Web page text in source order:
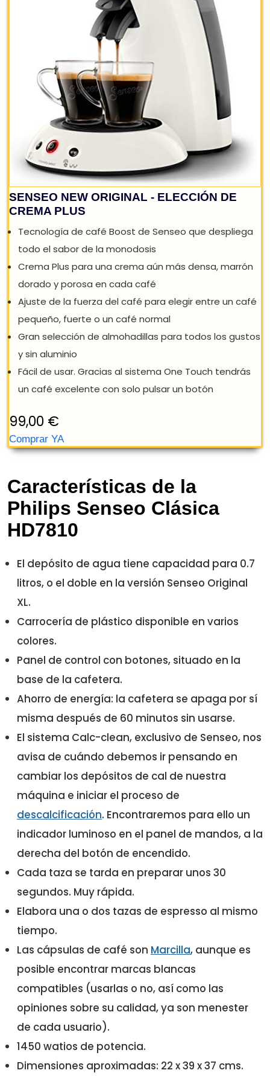
SENSEO NEW ORIGINAL - ELECCIÓN DE
CREMA PLUS
Tecnología de café Boost de Senseo que
todo el sabor de la monodosis
Crema Plus para una crema aún más densa,
dorado y porosa en cada café
Ajuste de la fuerza del café para elegir entre un
pequeño, fuerte o un café normal
Gran selección de almohadillas para todos los
y sin aluminio
Fácil de usar. Gracias al sistema One Touch tendrás
un café excelente con solo pulsar un botón
99,00 €
Comprar YA
Características de la
Philips Senseo Clásica
HD7810
El depósito de agua tiene capacidad para 0.7
litros, o el doble en la versión Senseo Original
XL.
Carrocería de plástico disponible en varios
colores.
Panel de control con botones, situado en la
base de la cafetera.
Ahorro de energía: la cafetera se apaga por sí
misma después de 60 minutos sin usarse.
El sistema Calc-clean, exclusivo de Senseo, nos
avisa de cuándo debemos ir pensando en
cambiar los depósitos de cal de nuestra
máquina e iniciar el proceso de
descalcificación. Encontraremos para ello un
indicador luminoso en el panel de mandos, a la
derecha del botón de encendido.
Cada taza se tarda en preparar unos 30
segundos. Muy rápida.
Elabora una o dos tazas de espresso al mismo
tiempo.
Las cápsulas de café son Marcilla, aunque es
posible encontrar marcas blancas
compatibles (usarlas o no, así como las
opiniones sobre su calidad, ya son menester
de cada usuario).
1450 watios de potencia.
Dimensiones aproximadas: 22 x 39 x 37 cms.